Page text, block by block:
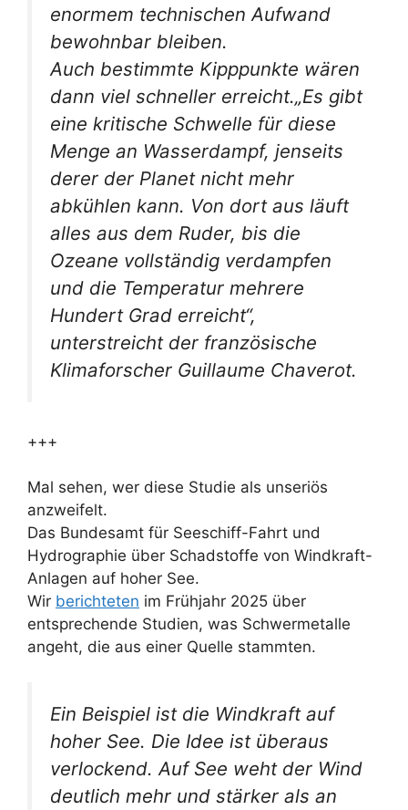
enormem technischen Aufwand
bewohnbar bleiben.
Auch bestimmte Kipppunkte wären
dann viel schneller erreicht.„Es gibt
eine kritische Schwelle für diese
Menge an Wasserdampf, jenseits
derer der Planet nicht mehr
abkühlen kann. Von dort aus läuft
alles aus dem Ruder, bis die
Ozeane vollständig verdampfen
und die Temperatur mehrere
Hundert Grad erreicht“,
unterstreicht der französische
Klimaforscher Guillaume Chaverot.
+++
Mal sehen, wer diese Studie als unseriös
anzweifelt.
Das Bundesamt für Seeschiff-Fahrt und
Hydrographie über Schadstoffe von Windkraft-
Anlagen auf hoher See.
Wir berichteten im Frühjahr 2025 über
entsprechende Studien, was Schwermetalle
angeht, die aus einer Quelle stammten.
Ein Beispiel ist die Windkraft auf
hoher See. Die Idee ist überaus
verlockend. Auf See weht der Wind
deutlich mehr und stärker als an